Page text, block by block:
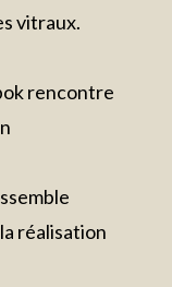
vitraux.
rencontre
réalisation